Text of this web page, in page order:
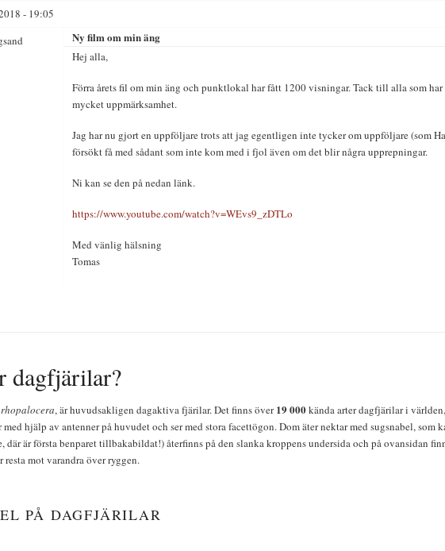
- 19:05
Ny film om min äng
Hej alla,
Förra årets fil om min äng och punktlokal har fått 1200 visningar. Tack till alla som
mycket uppmärksamhet.
Jag har nu gjort en uppföljare trots att jag egentligen inte tycker om uppföljare (som
försökt få med sådant som inte kom med i fjol även om det blir några upprepningar.
Ni kan se den på nedan länk.
https://www.youtube.com/watch?v=WEvs9_zDTLo
Med vänlig hälsning
Tomas
dagfjärilar?
rhopalocera, är huvudsakligen dagaktiva fjärilar. Det finns över19 000kända arter dagfjärilar i
hjälp av antenner på huvudet och ser med stora facettögon. Dom äter nektar med sugsnabel, som
där är första benparet tillbakabildat!) återfinns på den slanka kroppens undersida och på ovansidan
resta mot varandra över ryggen.
PÅ DAGFJÄRILAR